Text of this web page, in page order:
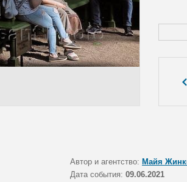
Автор и агентство: Майя
Дата события: 09.06.2021